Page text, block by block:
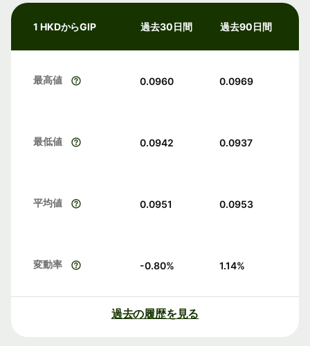
1 HKDからGIP 過去30日間 過去90日間
最高値 0.0960 0.0969
最低値 0.0942 0.0937
平均値 0.0951 0.0953
変動率 -0.80% 1.14%
過去の履歴を見る